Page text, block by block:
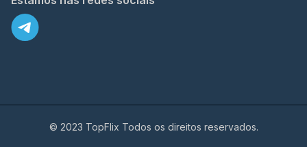
© 2023 TopFlix Todos os direitos reservados.